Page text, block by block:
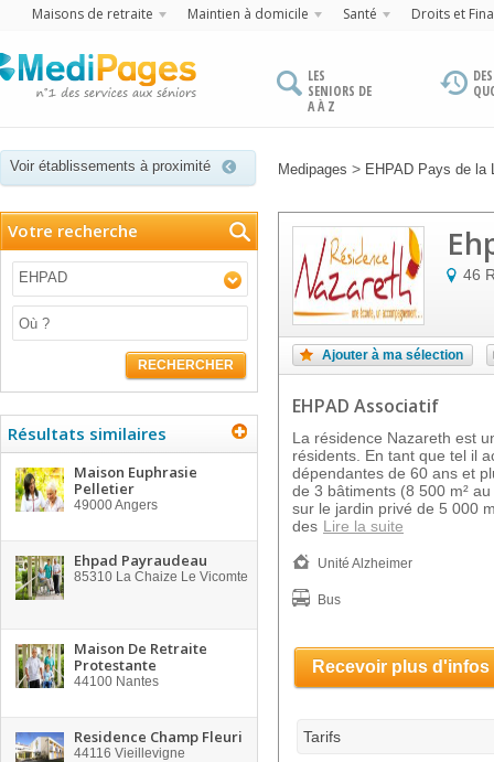
Maisons de retraite Maintien à domicile Santé Droits et
LES
SENIORS DE
A À Z
Voir établissements à proximité Medipages > EHPAD Pays de la
Votre recherche
EHPAD
RECHERCHER
Résultats similaires
Maison Euphrasie
Pelletier
49000Angers
Ehpad Payraudeau
85310 La Chaize Le Vicomte
Maison De Retraite
Protestante
44100 Nantes
Residence Champ Fleuri
44116 Vieillevigne
46
Ajouter à ma sélection
EHPAD Associatif
La résidence Nazareth est
résidents. En tant que tel il
dépendantes de 60 ans et
de 3 bâtiments (8 500 m²
sur le jardin privé de 5 000
des Lire la suite
Unité Alzheimer
Bus
Recevoir plus d'infos
Tarifs